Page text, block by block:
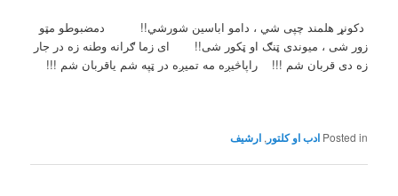
دکونړ هلمند چپی شي ، دامو اباسین شورشي!! دمضبوطو مټو
زور شی ، میوندی ټنګ او ټکور شی!! ای زما ګرانه وطنه زه در جار
زه دی قربان شم !!! راپاڅیږه مه تمیږه در ټپه شم یاقربان شم !!!
Posted in ادب او کلتور,ارشیف